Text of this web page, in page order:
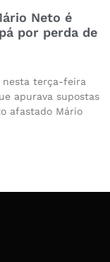
Neto é
por perda de
nesta terça-feira
apurava supostas
afastado Mário